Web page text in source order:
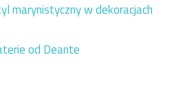
marynistyczny w dekoracjach
od Deante